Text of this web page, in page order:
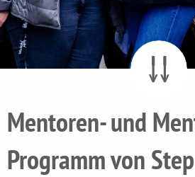
Mentoren- und
Programm von